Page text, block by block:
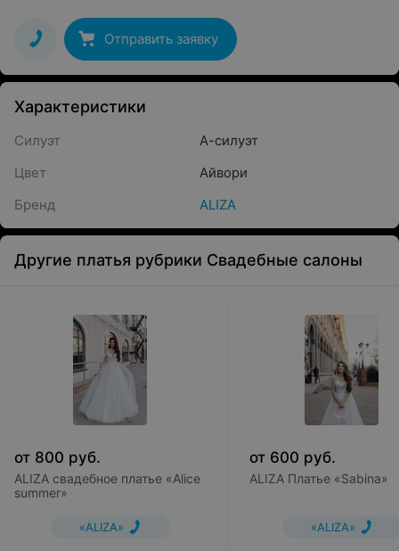
Отправить заявку
Характеристики
Силуэт
А-силуэт
Цвет
Айвори
Бренд
ALIZA
Другие платья рубрики Свадебные салоны
от 800 руб.
ALIZA свадебное платье «Alice
summer»
«ALIZA»
от 600 руб.
ALIZA Платье «Sabina»
«ALIZA»